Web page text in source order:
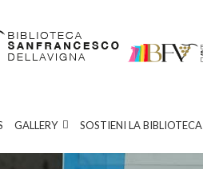
GALLERY SOSTIENI LA BIBLIOTECA